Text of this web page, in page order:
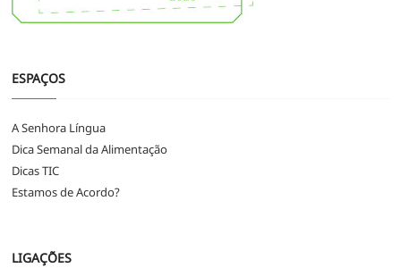
ESPAÇOS
A Senhora Língua
Dica Semanal da Alimentação
Dicas TIC
Estamos de Acordo?
LIGAÇÕES